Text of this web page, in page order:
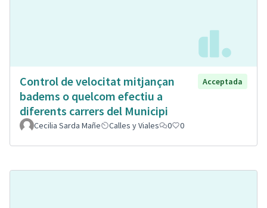
Control de velocitat mitjançan
badems o quelcom efectiu a
diferents carrers del Municipi
Acceptada
Cecilia Sarda Mañe Calles y Viales 0 0